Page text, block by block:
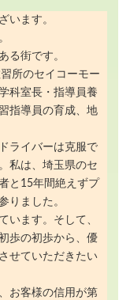
います。
る街です。
所のセイコーモー
科室長・指導員養
指導員の育成、地
ライバーは克服で
私は、埼玉県のセ
と15年間絶えずプ
りました。
います。そして、
歩の初歩から、優
せていただきたい
お客様の信用が第